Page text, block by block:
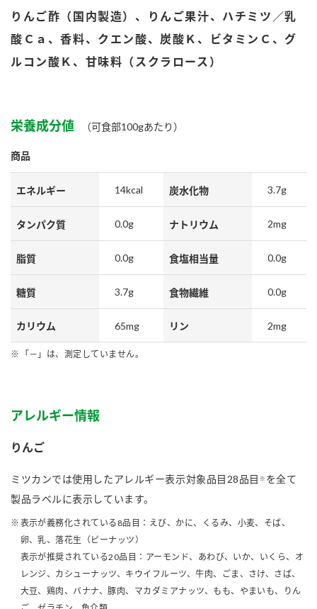
ミツカンのCM
ロングセラー商品 ＋ おすすめレシピ
人気商品 ＋ おすすめレシピ
キッザニア東京「ぽん酢工房」
業務用サイト
りんご酢（国内製造）、りんご果汁、ハチミツ／乳
酸Ｃａ、香料、クエン酸、炭酸Ｋ、ビタミンＣ、グ
ルコン酸Ｋ、甘味料（スクラロース）
栄養成分値 （可食部100gあたり）
商品
エネルギー 14kcal 炭水化物 3.7g
タンパク質 0.0g ナトリウム 2mg
脂質 0.0g 食塩相当量 0.0g
糖質 3.7g 食物繊維 0.0g
カリウム 65mg リン 2mg
「－」は、測定していません。
アレルギー情報
りんご
ミツカンでは使用したアレルギー表示対象品目28品目 ※ を全て
製品ラベルに表示しています。
表示が義務化されている8品目：えび、かに、くるみ、小麦、そば、
卵、乳、落花生（ピーナッツ）
表示が推奨されている20品目：アーモンド、あわび、いか、いくら、オ
レンジ、カシューナッツ、キウイフルーツ、牛肉、ごま、さけ、さば、
大豆、鶏肉、バナナ、豚肉、マカダミアナッツ、もも、やまいも、りん